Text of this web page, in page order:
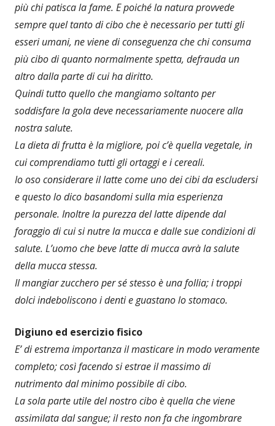
più chi patisca la fame. E poiché la natura provvede
sempre quel tanto di cibo che è necessario per tutti gli
esseri umani, ne viene di conseguenza che chi consuma
più cibo di quanto normalmente spetta, defrauda un
altro dalla parte di cui ha diritto.
Quindi tutto quello che mangiamo soltanto per
soddisfare la gola deve necessariamente nuocere alla
nostra salute.
La dieta di frutta è la migliore, poi c’è quella vegetale, in
cui comprendiamo tutti gli ortaggi e i cereali.
Io oso considerare il latte come uno dei cibi da escludersi
e questo lo dico basandomi sulla mia esperienza
personale. Inoltre la purezza del latte dipende dal
foraggio di cui si nutre la mucca e dalle sue condizioni di
salute. L’uomo che beve latte di mucca avrà la salute
della mucca stessa.
Il mangiar zucchero per sé stesso è una follia; i troppi
dolci indeboliscono i denti e guastano lo stomaco.
Digiuno ed esercizio fisico
E’ di estrema importanza il masticare in modo veramente
completo; così facendo si estrae il massimo di
nutrimento dal minimo possibile di cibo.
La sola parte utile del nostro cibo è quella che viene
assimilata dal sangue; il resto non fa che ingombrare